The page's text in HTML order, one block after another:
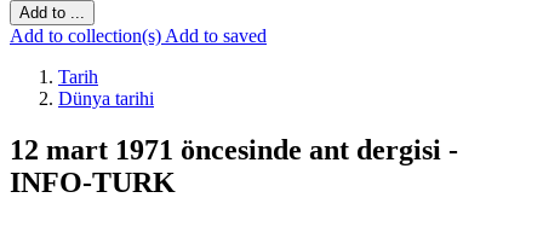
Add to ...
Add to collection(s) Add to saved
Tarih
Dünya tarihi
12 mart 1971 öncesinde ant dergisi -
INFO-TURK